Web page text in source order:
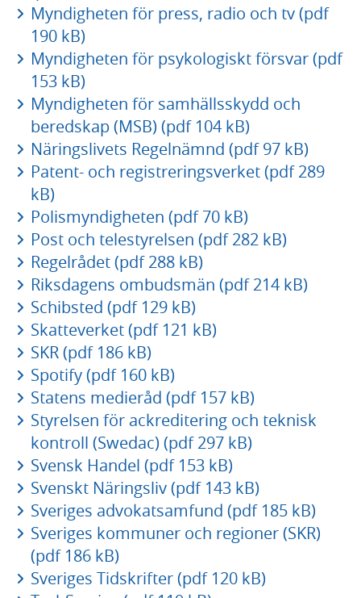
Myndigheten för press, radio och tv (pdf
190 kB)
Myndigheten för psykologiskt försvar (pdf
153 kB)
Myndigheten för samhällsskydd och
beredskap (MSB) (pdf 104 kB)
Näringslivets Regelnämnd (pdf 97 kB)
Patent- och registreringsverket (pdf 289
kB)
Polismyndigheten (pdf 70 kB)
Post och telestyrelsen (pdf 282 kB)
Regelrådet (pdf 288 kB)
Riksdagens ombudsmän (pdf 214 kB)
Schibsted (pdf 129 kB)
Skatteverket (pdf 121 kB)
SKR (pdf 186 kB)
Spotify (pdf 160 kB)
Statens medieråd (pdf 157 kB)
Styrelsen för ackreditering och teknisk
kontroll (Swedac) (pdf 297 kB)
Svensk Handel (pdf 153 kB)
Svenskt Näringsliv (pdf 143 kB)
Sveriges advokatsamfund (pdf 185 kB)
Sveriges kommuner och regioner (SKR)
(pdf 186 kB)
Sveriges Tidskrifter (pdf 120 kB)